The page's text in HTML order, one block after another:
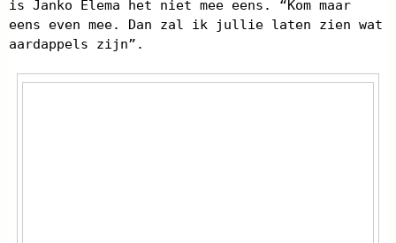
is Janko Elema het niet mee eens. “Kom maar
eens even mee. Dan zal ik jullie laten zien wat
aardappels zijn”.